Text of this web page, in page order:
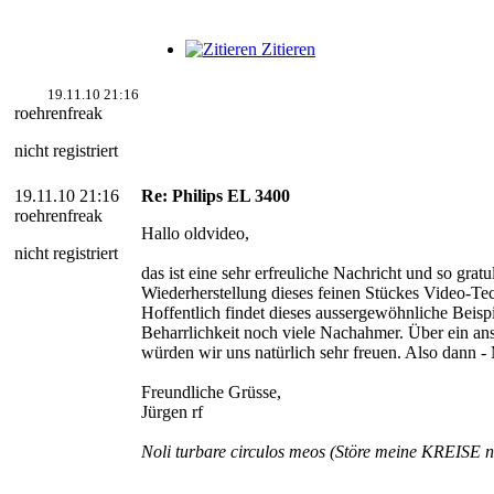
Zitieren
19.11.10 21:16
roehrenfreak
nicht registriert
19.11.10 21:16
roehrenfreak
nicht registriert
Re: Philips EL 3400
Hallo oldvideo,
das ist eine sehr erfreuliche Nachricht und so
Wiederherstellung dieses feinen Stückes Video-
Hoffentlich findet dieses aussergewöhnliche
Beharrlichkeit noch viele Nachahmer. Über ein
würden wir uns natürlich sehr freuen. Also dann
Freundliche Grüsse,
Jürgen rf
Noli turbare circulos meos (Störe meine KREISE